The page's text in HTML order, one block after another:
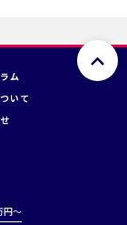
ム
いて
円〜